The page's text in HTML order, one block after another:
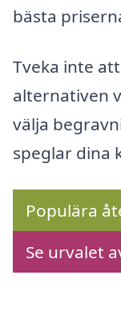
bästa
Tveka inte
alternativen
välja
speglar dina
Populära
Se urvalet